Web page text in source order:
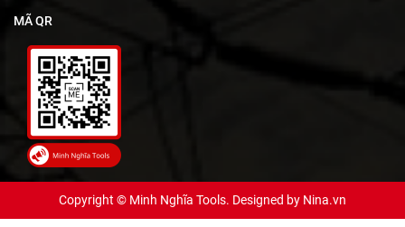
MÃ QR
Copyright © Minh Nghĩa Tools. Designed by Nina.vn